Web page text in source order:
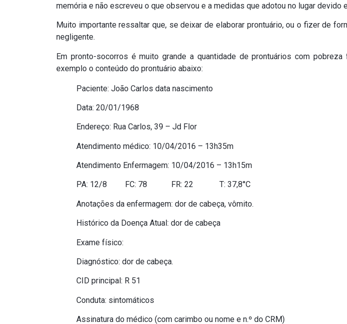
memória e não escreveu o que observou e a medidas que adotou no lugar devido
Muito importante ressaltar que, se deixar de elaborar prontuário, ou o fizer de
negligente.
Em pronto-socorros é muito grande a quantidade de prontuários com
exemplo o conteúdo do prontuário abaixo:
Paciente: João Carlos data nascimento
Data: 20/01/1968
Endereço: Rua Carlos, 39 – Jd Flor
Atendimento médico: 10/04/2016 – 13h35m
Atendimento Enfermagem: 10/04/2016 – 13h15m
PA: 12/8 FC: 78 FR: 22 T: 37,8°C
Anotações da enfermagem: dor de cabeça, vômito.
Histórico da Doença Atual: dor de cabeça
Exame físico:
Diagnóstico: dor de cabeça.
CID principal: R 51
Conduta: sintomáticos
Assinatura do médico (com carimbo ou nome e n.º do CRM)